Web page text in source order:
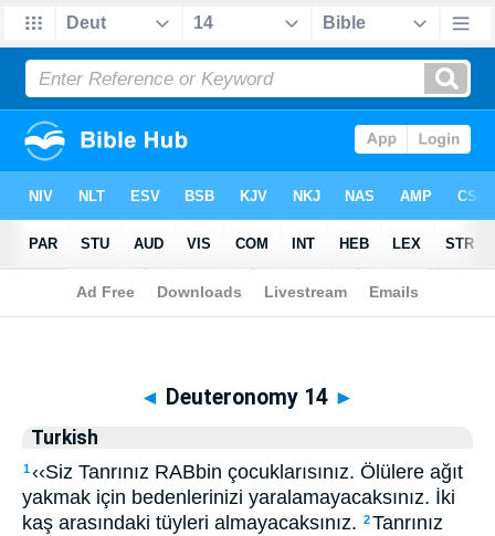
Biblia > Turkish> Deuteronomy 14
◄ Deuteronomy 14 ►
Turkish
1‹‹Siz Tanrınız RABbin çocuklarısınız. Ölülere ağıt
yakmak için bedenlerinizi yaralamayacaksınız. İki
kaş arasındaki tüyleri almayacaksınız. 2Tanrınız